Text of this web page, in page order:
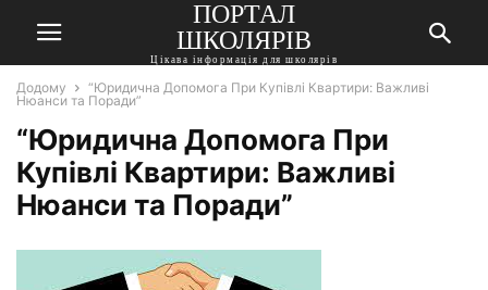
ПОРТАЛ
ШКОЛЯРІВ
Цікава інформація для школярів
Додому
“Юридична Допомога При Купівлі Квартири: Важливі
Нюанси та Поради”
“Юридична Допомога При
Купівлі Квартири: Важливі
Нюанси та Поради”